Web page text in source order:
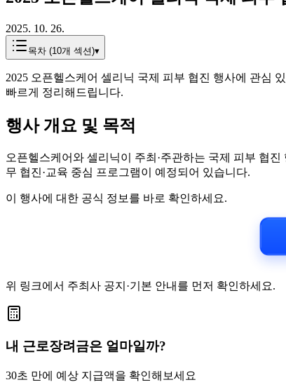
2025. 10. 26.
목차 (10개 섹션)▾
2025 오픈헬스케어 셀리닉 국제 피부 협진 행사에 관심
빠르게 정리해드립니다.
행사 개요 및 목적
오픈헬스케어와 셀리닉이 주최·주관하는 국제 피부 협
무 협진·교육 중심 프로그램이 예정되어 있습니다.
이 행사에 대한 공식 정보를 바로 확인하세요.
위 링크에서 주최사 공지·기본 안내를 먼저 확인하세요.
내 근로장려금은 얼마일까?
30초 만에 예상 지급액을 확인해보세요